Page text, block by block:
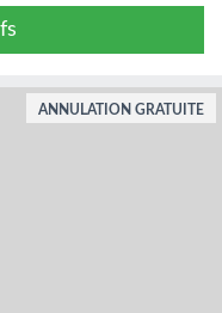
ANNULATION GRATUITE